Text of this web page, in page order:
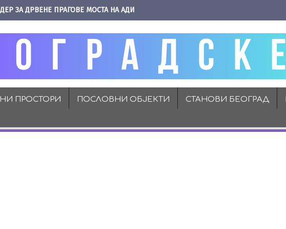
ЗА ДРВЕНЕ ПРАГОВЕ МОСТА НА АДИ
ПРОСТОРИ ПОСЛОВНИ ОБЈЕКТИ СТАНОВИ БЕОГРАД